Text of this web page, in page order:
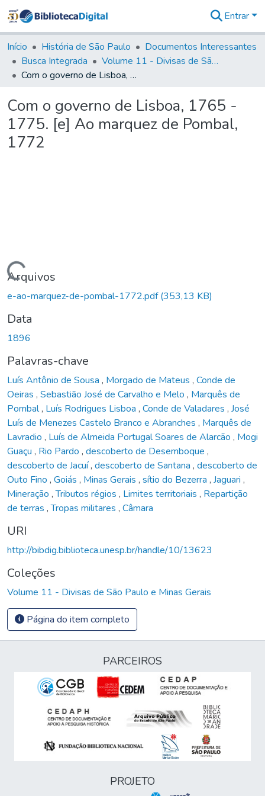
&
Coleções
Tudo na
Biblioteca
Estatísticas
Entrar
Início História de São Paulo
Documentos Interessantes
Busca Integrada
Volume 11 - Divisas de São Paulo e Minas Gerais
Com o governo de Lisboa, 1765 - 1775. [e] Ao marquez de Pombal, 1772
Com o governo de Lisboa, 1765 -
1775. [e] Ao marquez de Pombal,
1772
Carregando...
Arquivos
e-ao-marquez-de-pombal-1772.pdf(353,13 KB)
Data
1896
Palavras-chave
Luís Antônio de Sousa , Morgado de Mateus , Conde de
Oeiras , Sebastião José de Carvalho e Melo , Marquês de
Pombal, Luís Rodrigues Lisboa , Conde de Valadares , José
Luís de Menezes Castelo Branco e Abranches , Marquês de
Lavradio , Luís de Almeida Portugal Soares de Alarcão , Mogi
Guaçu , Rio Pardo , descoberto de Desemboque ,
descoberto de Jacuí, descoberto de Santana , descoberto de
Outo Fino , Goiás , Minas Gerais , sítio do Bezerra , Jaguari ,
Mineração ,Tributos régios , Limites territoriais , Repartição
de terras ,Tropas militares , Câmara
URI
http://bibdig.biblioteca.unesp.br/handle/10/13623
Coleções
Volume 11 - Divisas de São Paulo e Minas Gerais
Página do item completo
PARCEIROS
PROJETO